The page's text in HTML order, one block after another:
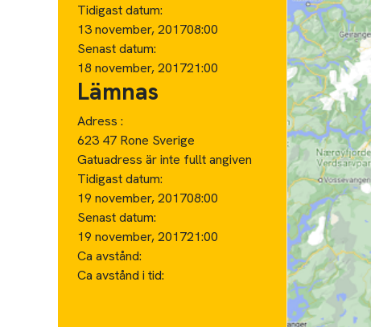
Tidigast datum:
13 november, 201708:00
Senast datum:
18 november, 201721:00
Lämnas
Adress :
623 47 Rone Sverige
Gatuadress är inte fullt angiven
Tidigast datum:
19 november, 201708:00
Senast datum:
19 november, 201721:00
Ca avstånd:
Ca avstånd i tid: